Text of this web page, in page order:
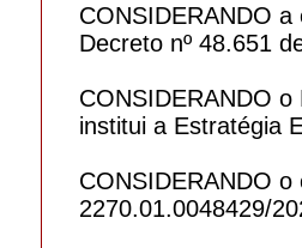
CONSIDERANDO
Decreto nº 48.651
CONSIDERANDO
institui a Estratégia
CONSIDERANDO
2270.01.0048429/